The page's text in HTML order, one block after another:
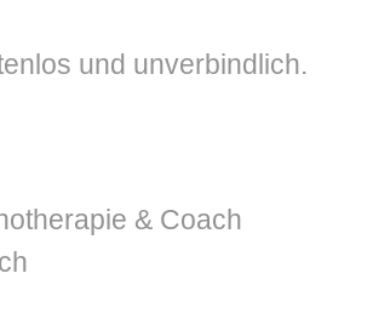
und unverbindlich.
& Coach